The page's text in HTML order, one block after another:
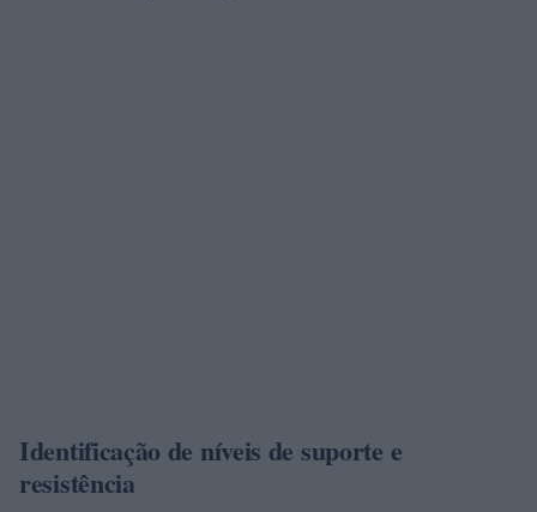
Identificação de níveis de suporte e
resistência